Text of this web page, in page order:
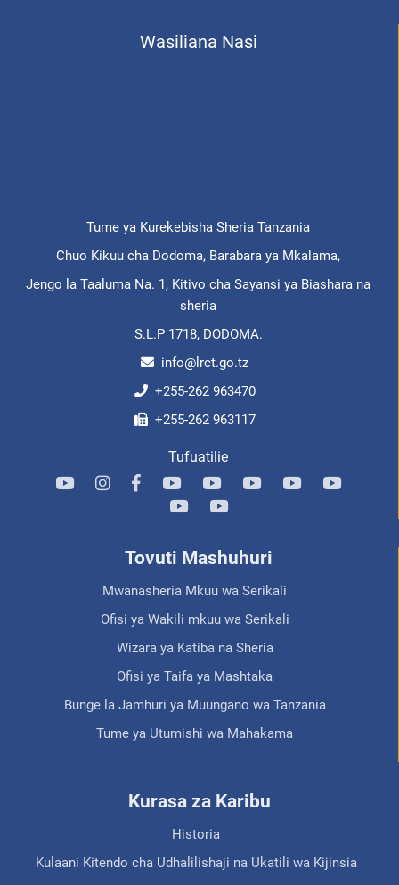
Wasiliana Nasi
Tume ya Kurekebisha Sheria Tanzania
Chuo Kikuu cha Dodoma, Barabara ya Mkalama,
Jengo la Taaluma Na. 1, Kitivo cha Sayansi ya Biashara na
sheria
S.L.P 1718, DODOMA.
info@lrct.go.tz
+255-262 963470
+255-262 963117
Tufuatilie
Tovuti Mashuhuri
Mwanasheria Mkuu wa Serikali
Ofisi ya Wakili mkuu wa Serikali
Wizara ya Katiba na Sheria
Ofisi ya Taifa ya Mashtaka
Bunge la Jamhuri ya Muungano wa Tanzania
Tume ya Utumishi wa Mahakama
Kurasa za Karibu
Historia
Kulaani Kitendo cha Udhalilishaji na Ukatili wa Kijinsia